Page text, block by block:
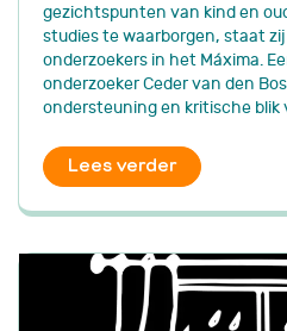
gezichtspunten van kind en
studies te waarborgen, staat
onderzoekers in het Máxima.
onderzoeker Ceder van den
ondersteuning en kritische blik
Lees verder